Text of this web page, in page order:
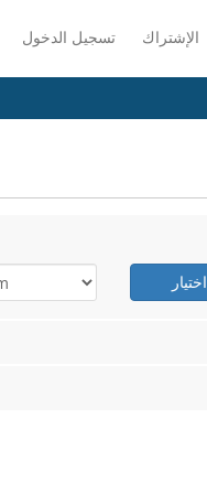
تسجيل الدخول الإشتراك
اختيار